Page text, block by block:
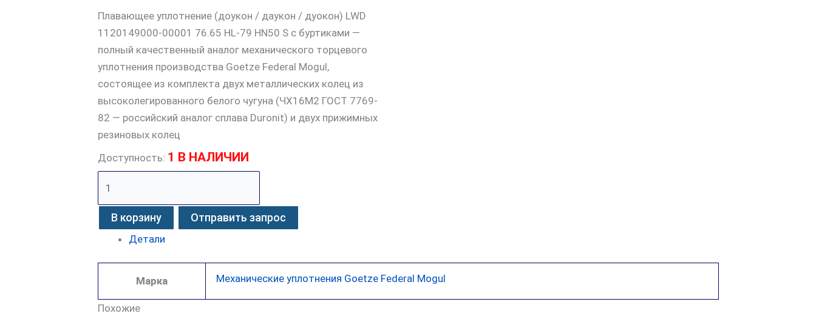
Плавающее уплотнение (доукон / даукон / дуокон) LWD
1120149000-00001 76.65 HL-79 HN50 S с буртиками —
полный качественный аналог механического торцевого
уплотнения производства Goetze Federal Mogul,
состоящее из комплекта двух металлических колец из
высоколегированного белого чугуна (ЧХ16М2 ГОСТ 7769-
82 — российский аналог сплава Duronit) и двух прижимных
резиновых колец
Доступность: 1 В НАЛИЧИИ
В корзину Отправить запрос
Детали
Марка Механические уплотнения Goetze Federal Mogul
Похожие